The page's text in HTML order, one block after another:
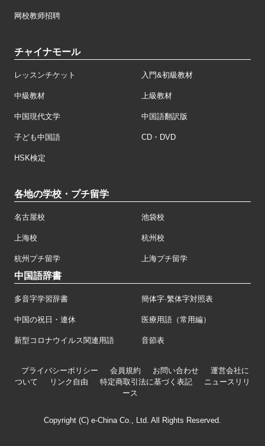
网校教师招聘
チャイナモール
レッスンチケット 入門&初級教材
中級教材 上級教材
中国現代文学 中国語翻訳版
子ども中国語 CD・DVD
HSK検定
各地の学校・プチ留学
名古屋校 池袋校
上海校 杭州校
杭州プチ留学 上海プチ留学
中国語辞書
多音字学習辞書 簡体字·繁体字対照表
中国の祝日・連休 医療用語（常用編）
新型コロナウイルス関連用語 音節表
プライバシーポリシー 会員規約 お問い合わせ
運営会社に
ついて
リンク自由 特定商取引法に基づく表記
ニュースリリ
ース
Copyright (C) e-China Co., Ltd. All Rights Reserved.